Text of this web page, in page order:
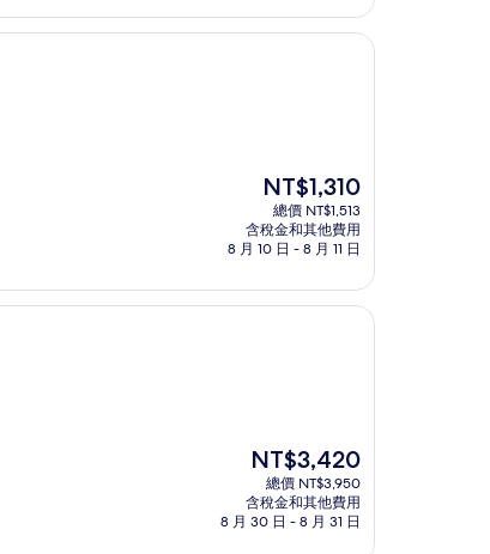
NT$1,370
現
在
價
格
NT$1,310
NT$1,310
總價 NT$1,513
含稅金和其他費用
8 月 10 日 - 8 月 11 日
現
價
格
NT$3,420
總價 NT$3,950
含稅金和其他費用
8 月 30 日 - 8 月 31 日